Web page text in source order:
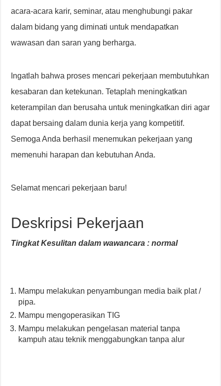
acara-acara karir, seminar, atau menghubungi pakar
dalam bidang yang diminati untuk mendapatkan
wawasan dan saran yang berharga.
Ingatlah bahwa proses mencari pekerjaan membutuhkan
kesabaran dan ketekunan. Tetaplah meningkatkan
keterampilan dan berusaha untuk meningkatkan diri agar
dapat bersaing dalam dunia kerja yang kompetitif.
Semoga Anda berhasil menemukan pekerjaan yang
memenuhi harapan dan kebutuhan Anda.
Selamat mencari pekerjaan baru!
Deskripsi Pekerjaan
Tingkat Kesulitan dalam wawancara : normal
Mampu melakukan penyambungan media baik plat /
pipa.
Mampu mengoperasikan TIG
Mampu melakukan pengelasan material tanpa
kampuh atau teknik menggabungkan tanpa alur